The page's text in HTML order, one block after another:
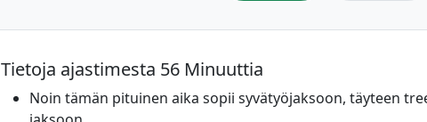
Tietoja ajastimesta 56 Minuuttia
Noin tämän pituinen aika sopii syvätyöjaksoon, täyteen